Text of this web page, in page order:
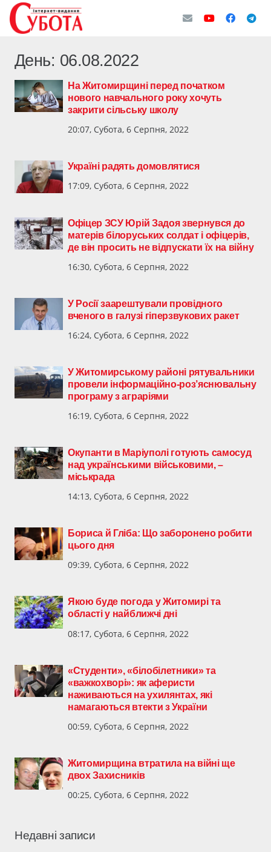
День: 06.08.2022
На Житомирщині перед початком
нового навчального року хочуть
закрити сільську школу
20:07, Субота, 6 Серпня, 2022
Україні радять домовлятися
17:09, Субота, 6 Серпня, 2022
Офіцер ЗСУ Юрій Задоя звернувся до
матерів білоруських солдат і офіцерів,
де він просить не відпускати їх на війну
16:30, Субота, 6 Серпня, 2022
У Росії заарештували провідного
вченого в галузі гіперзвукових ракет
16:24, Субота, 6 Серпня, 2022
У Житомирському районі рятувальники
провели інформаційно-роз’яснювальну
програму з аграріями
16:19, Субота, 6 Серпня, 2022
Окупанти в Маріуполі готують самосуд
над українськими військовими, –
міськрада
14:13, Субота, 6 Серпня, 2022
Бориса й Гліба: Що заборонено робити
цього дня
09:39, Субота, 6 Серпня, 2022
Якою буде погода у Житомирі та
області у найближчі дні
08:17, Субота, 6 Серпня, 2022
«Студенти», «білобілетники» та
«важкохворі»: як аферисти
наживаються на ухилянтах, які
намагаються втекти з України
00:59, Субота, 6 Серпня, 2022
Житомирщина втратила на війні ще
двох Захисників
00:25, Субота, 6 Серпня, 2022
Недавні записи